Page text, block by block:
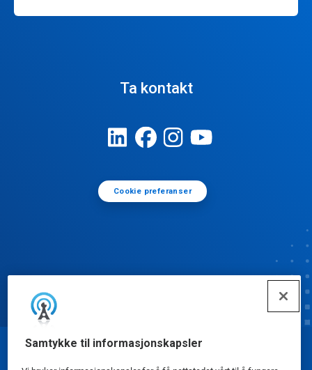
Samtykke til informasjonskapsler
Ta kontakt
Cookie preferanser